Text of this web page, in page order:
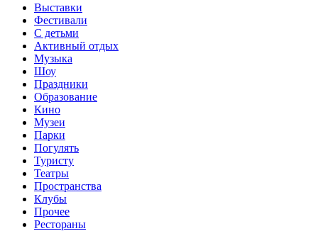
Выставки
Фестивали
С детьми
Активный отдых
Музыка
Шоу
Праздники
Образование
Кино
Музеи
Парки
Погулять
Туристу
Театры
Пространства
Клубы
Прочее
Рестораны